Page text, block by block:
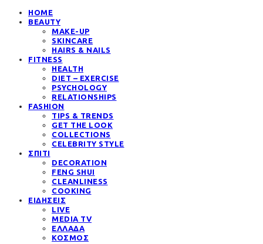
HOME
BEAUTY
MAKE-UP
SKINCARE
HAIRS & NAILS
FITNESS
HEALTH
DIET – EXERCISE
PSYCHOLOGY
RELATIONSHIPS
FASHION
TIPS & TRENDS
GET THE LOOK
COLLECTIONS
CELEBRITY STYLE
ΣΠΙΤΙ
DECORATION
FENG SHUI
CLEANLINESS
COOKING
ΕΙΔΗΣΕΙΣ
LIVE
MEDIA TV
ΕΛΛΑΔΑ
ΚΟΣΜΟΣ